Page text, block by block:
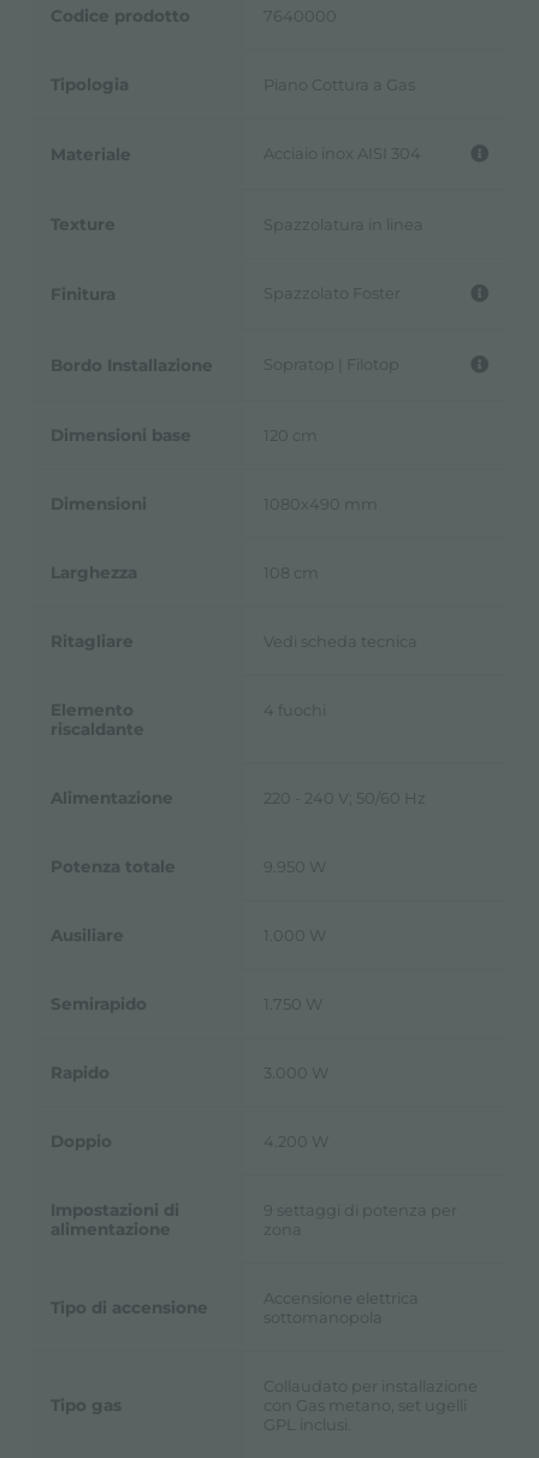
Codice prodotto 7640000
Tipologia Piano Cottura a Gas
Materiale Acciaio inox AISI 304
Texture Spazzolatura in linea
Finitura Spazzolato Foster
Bordo Installazione Sopratop | Filotop
Dimensioni base 120 cm
Dimensioni 1080x490 mm
Larghezza 108 cm
Ritagliare Vedi scheda tecnica
Elemento
riscaldante
4 fuochi
Alimentazione 220 - 240 V; 50/60 Hz
Potenza totale 9.950 W
Ausiliare 1.000 W
Semirapido 1.750 W
Rapido 3.000 W
Doppio 4.200 W
Impostazioni di
alimentazione
9 settaggi di potenza per
zona
Tipo di accensione
Accensione elettrica
sottomanopola
Tipo gas
Collaudato per installazione
con Gas metano, set ugelli
GPL inclusi.